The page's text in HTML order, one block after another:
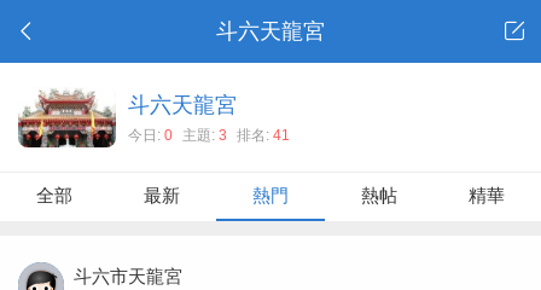
斗六天龍宮
斗六天龍宮
今日:0 主題:3 排名:41
全部 最新 熱門 熱帖 精華
斗六市天龍宮